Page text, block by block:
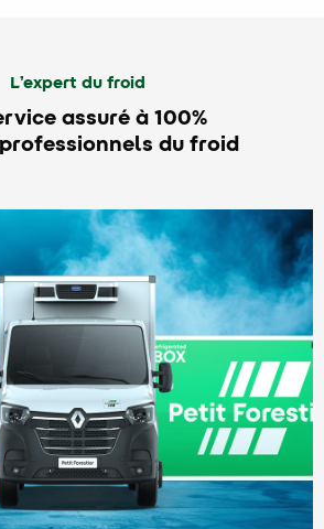
L’expert du froid
assuré à 100%
du froid